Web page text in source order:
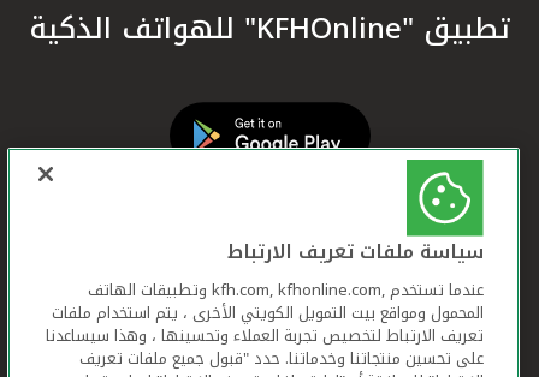
تطبيق "KFHOnline" للهواتف الذكية
سياسة ملفات تعريف الارتباط
عندما تستخدم ,kfh.com, kfhonline.com وتطبيقات الهاتف
المحمول ومواقع بيت التمويل الكويتي الأخرى ، يتم استخدام ملفات
تعريف الارتباط لتخصيص تجربة العملاء وتحسينها ، وهذا سيساعدنا
على تحسين منتجاتنا وخدماتنا. حدد "قبول جميع ملفات تعريف